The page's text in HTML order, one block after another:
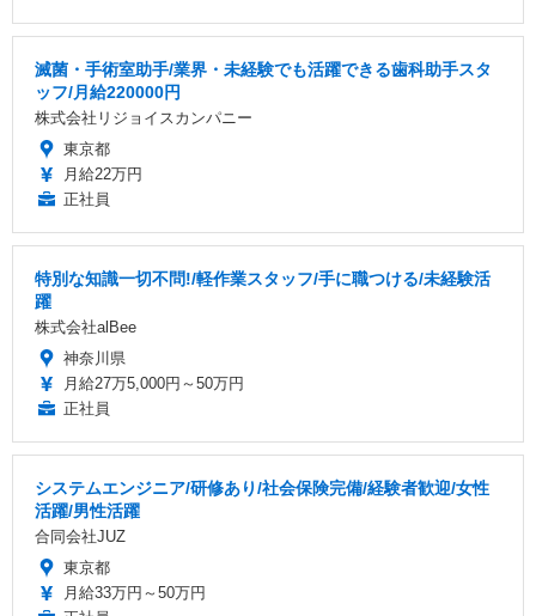
滅菌・手術室助手/業界・未経験でも活躍できる歯科助手スタ
ッフ/月給220000円
株式会社リジョイスカンパニー
東京都
月給22万円
正社員
特別な知識一切不問!/軽作業スタッフ/手に職つける/未経験活
躍
株式会社alBee
神奈川県
月給27万5,000円～50万円
正社員
システムエンジニア/研修あり/社会保険完備/経験者歓迎/女性
活躍/男性活躍
合同会社JUZ
東京都
月給33万円～50万円